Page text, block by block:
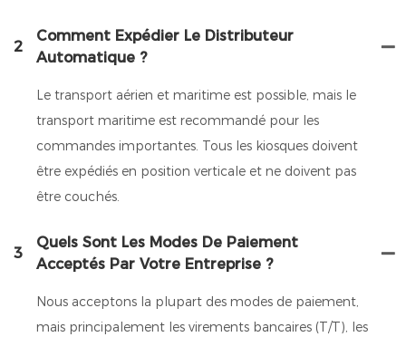
2
Comment Expédier Le Distributeur
Automatique ?
Le transport aérien et maritime est possible, mais le
transport maritime est recommandé pour les
commandes importantes. Tous les kiosques doivent
être expédiés en position verticale et ne doivent pas
être couchés.
3
Quels Sont Les Modes De Paiement
Acceptés Par Votre Entreprise ?
Nous acceptons la plupart des modes de paiement,
mais principalement les virements bancaires (T/T), les